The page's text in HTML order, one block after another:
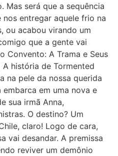
Mas será que a sequência
entregar aquele frio na
ou acabou virando um
que a gente vai
Convento: A Trama e Seus
história de Tormented
na pele da nossa querida
embarca em uma nova e
sua irmã Anna,
O destino? Um
claro! Logo de cara,
vai desandar. A premissa
reviver um demônio